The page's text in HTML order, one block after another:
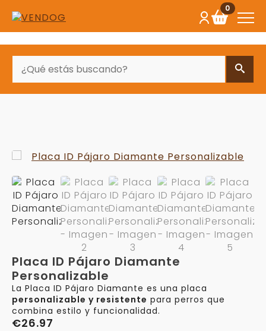
0
Placa ID Pájaro Diamante
Personalizable
La Placa ID Pájaro Diamante es una placa
personalizable y resistente para perros que
combina estilo y funcionalidad.
€26.97